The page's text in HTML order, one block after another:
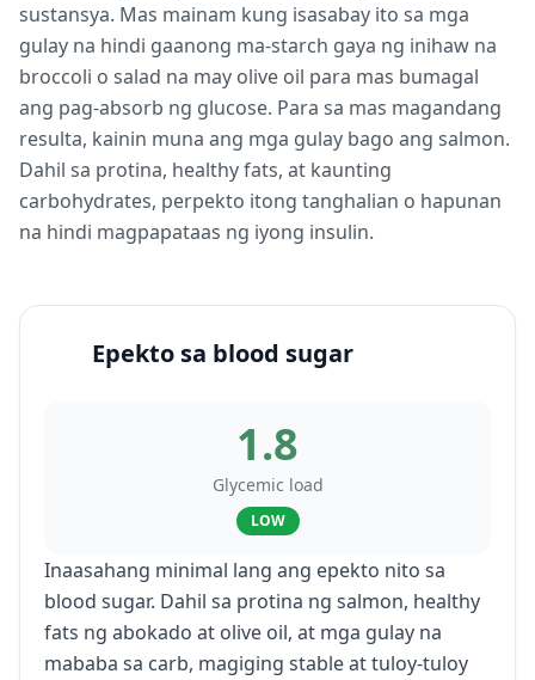
sustansya. Mas mainam kung isasabay ito sa mga
gulay na hindi gaanong ma-starch gaya ng inihaw na
broccoli o salad na may olive oil para mas bumagal
ang pag-absorb ng glucose. Para sa mas magandang
resulta, kainin muna ang mga gulay bago ang salmon.
Dahil sa protina, healthy fats, at kaunting
carbohydrates, perpekto itong tanghalian o hapunan
na hindi magpapataas ng iyong insulin.
Epekto sa blood sugar
1.8
Glycemic load
LOW
Inaasahang minimal lang ang epekto nito sa
blood sugar. Dahil sa protina ng salmon, healthy
fats ng abokado at olive oil, at mga gulay na
mababa sa carb, magiging stable at tuloy-tuloy